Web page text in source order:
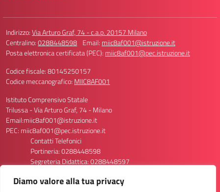
Diamo valore alla tua privacy
Indirizzo:Via Arturo Graf, 74 - c.a.p. 20157 Milano
Centralino:0288448598 Email: miic8af001@istruzione.it
Posta elettronica certificata (PEC): miic8af001@pec.istruzione.it
Codice fiscale: 80145250157
Codice meccanografico: MIIC8AF001
Istituto Comprensivo Statale
Trilussa - Via Arturo Graf, 74 - Milano
Email:miic8af001@istruzione.it
PEC: miic8af001@pec.istruzione.it
Contatti Telefonici
Portineria: 0288448598
Segreteria Didattica: 0288448597
Codice Meccanografico Scuola: MIIC8AF001